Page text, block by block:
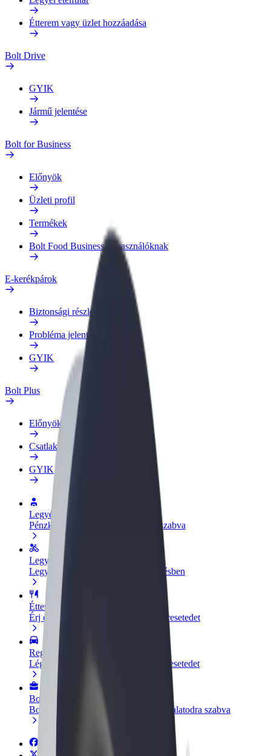
Étterem vagy üzlet hozzáadása
Bolt Drive
GYIK
Jármű jelentése
Bolt for Business
Előnyök
Üzleti profil
Termékek
Bolt Food Business felhasználóknak
E-kerékpárok
Biztonsági részleg
Probléma jelentése
GYIK
Bolt Plus
Előnyök
Csatlakozás
GYIK
Legyél sofőr
Pénzkereseti lehetőség igényeidre szabva
Legyél futár
Legyél futár és részesülj heti kifizetésben
Étterem vagy üzlet hozzáadása
Érj el több felhasználót és növeld keresetedet
Regisztrálj flottatulajdonosként
Légy Bolt flottapartner és növeld keresetedet
Bolt for Business
Bolt termékek és szolgáltatások a vállalatodra szabva